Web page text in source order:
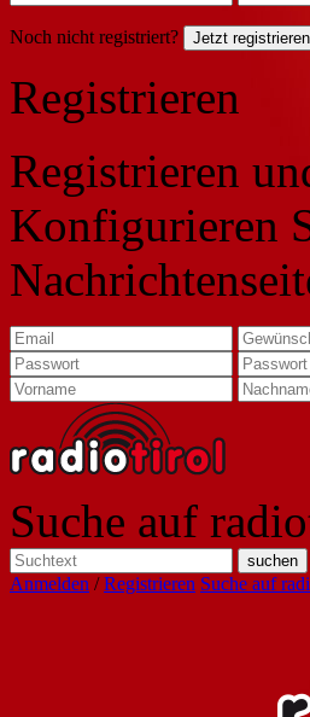
Noch nicht registriert? Jetzt
Registrieren
Registrieren
Konfigurieren
Suche auf
Anmelden /Registrieren Suche auf